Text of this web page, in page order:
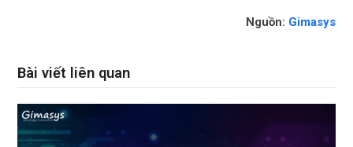
Nguồn: Gimasys
Bài viết liên quan